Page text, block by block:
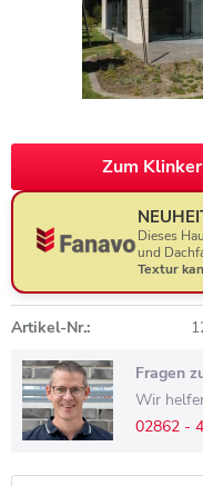
Zum
Dieses
und
Textur
Artikel-Nr.:
Fragen
Wir
02862 -